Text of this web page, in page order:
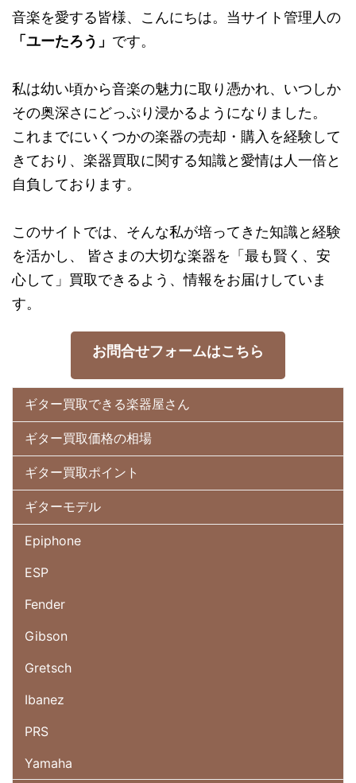
音楽を愛する皆様、こんにちは。当サイト管理人の
「ユーたろう」 です。
私は幼い頃から音楽の魅力に取り憑かれ、いつしか
その奥深さにどっぷり浸かるようになりました。
これまでにいくつかの楽器の売却・購入を経験して
きており、楽器買取に関する知識と愛情は人一倍と
自負しております。
このサイトでは、そんな私が培ってきた知識と経験
を活かし、 皆さまの大切な楽器を「最も賢く、安
心して」買取できるよう、情報をお届けしていま
す。
お問合せフォームはこちら
ギター買取できる楽器屋さん
ギター買取価格の相場
ギター買取ポイント
ギターモデル
Epiphone
ESP
Fender
Gibson
Gretsch
Ibanez
PRS
Yamaha